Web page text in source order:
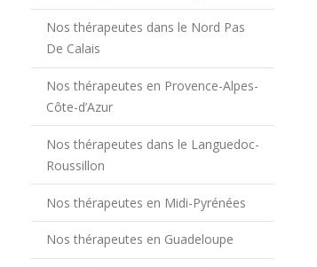
Nos thérapeutes dans le Nord Pas
De Calais
Nos thérapeutes en Provence-Alpes-
Côte-d’Azur
Nos thérapeutes dans le Languedoc-
Roussillon
Nos thérapeutes en Midi-Pyrénées
Nos thérapeutes en Guadeloupe